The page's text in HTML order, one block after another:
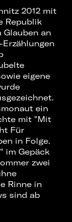
2012 mit
Republik
an
eigene
ein
mit "Mit
Für
in Folge.
im Gepäck
zwei
Rinne in
sind ab